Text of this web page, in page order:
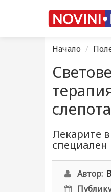
Начало
слепота
Лекарите
специален
Автор: